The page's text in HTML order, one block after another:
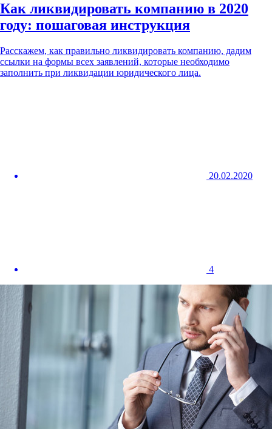
Как ликвидировать компанию в 2020
году: пошаговая инструкция
Расскажем, как правильно ликвидировать компанию, дадим
ссылки на формы всех заявлений, которые необходимо
заполнить при ликвидации юридического лица.
20.02.2020
4